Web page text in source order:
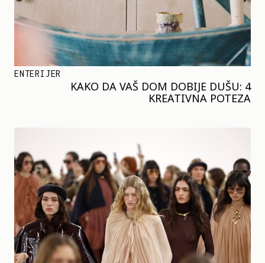
ENTERIJER
KAKO DA VAŠ DOM DOBIJE DUŠU: 4
KREATIVNA POTEZA